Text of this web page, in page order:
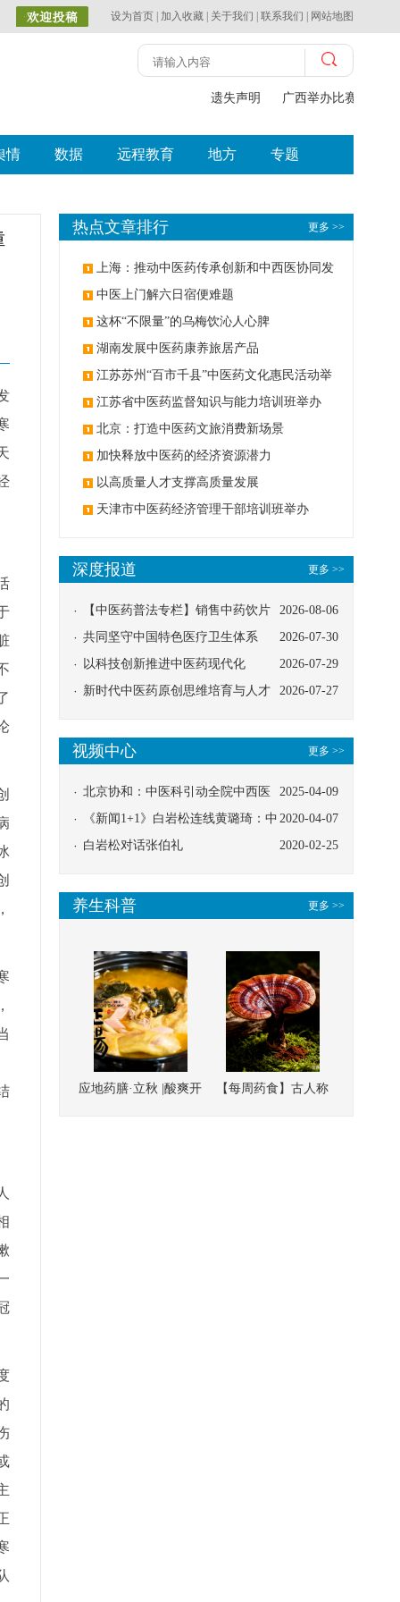
设为首页 加入收藏 关于我们 联系我们 网站地图
遗失声明 广西举办比赛探索中
情 数据 远程教育 地方 专题
更多 >>
热点文章排行
上海：推动中医药传承创新和中西医协同发
展 中医上门解六日宿便难题
这杯“不限量”的乌梅饮沁人心脾
湖南发展中医药康养旅居产品
江苏苏州“百市千县”中医药文化惠民活动举
办 江苏省中医药监督知识与能力培训班举办
北京：打造中医药文旅消费新场景
加快释放中医药的经济资源潜力
以高质量人才支撑高质量发展
天津市中医药经济管理干部培训班举办
更多 >>
深度报道
2026-08-06
【中医药普法专栏】销售中药饮片
应告知煎服方法及注意事项
2026-07-30
共同坚守中国特色医疗卫生体系
2026-07-29
以科技创新推进中医药现代化
2026-07-27
新时代中医药原创思维培育与人才
更多 >>
视频中心
2025-04-09
北京协和：中医科引动全院中西医
协同
2020-04-07
《新闻1+1》白岩松连线黄璐琦：中
医救治的临床效果
2020-02-25
白岩松对话张伯礼
更多 >>
养生科普
应地药膳·立秋 |酸爽开
【每周药食】古人称